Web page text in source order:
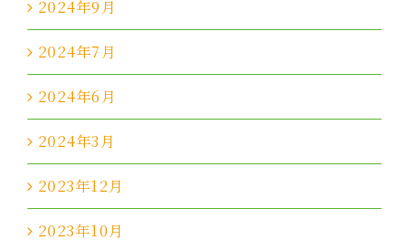
2024年9月
2024年7月
2024年6月
2024年3月
2023年12月
2023年10月